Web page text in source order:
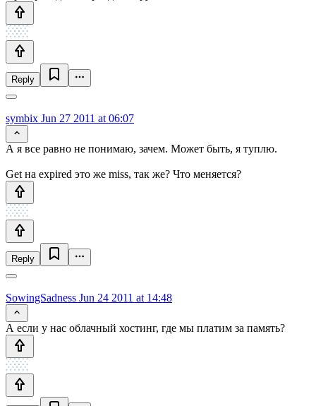
Reply
symbix Jun 27 2011 at 06:07
А я все равно не понимаю, зачем. Может быть, я туплю.
Get на expired это же miss, так же? Что меняется?
Reply
SowingSadness Jun 24 2011 at 14:48
А если у нас облачный хостинг, где мы платим за память?